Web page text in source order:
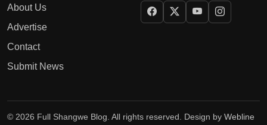
About Us
Advertise
Contact
Submit News
© 2026 Full Shangwe Blog. All rights reserved. Design by Webline